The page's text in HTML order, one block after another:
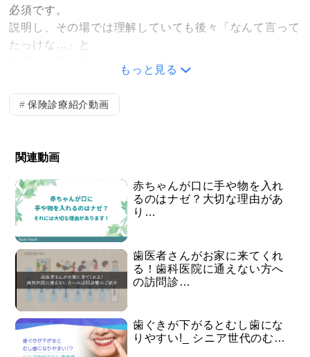
必須です。
説明し、その場では理解していても後々「なんて言って
たっけな…」と
注意点を忘れてしまうことも多くあります！
待合室や診療の合間にモニターで注意事項を流すこと
で、
視覚的により多くの情報をキャッチしていただくことが
②抜歯直後の注意事項
③抜歯翌日以降の注意事項
もっと見る
保険診療紹介動画
関連動画
赤ちゃんが口に手や物を入れ
るのはナゼ？大切な理由があ
り…
歯医者さんがお家に来てくれ
る！歯科医院に通えない方へ
の訪問診…
歯ぐきが下がるとむし歯にな
りやすい!_ シニア世代のむ…